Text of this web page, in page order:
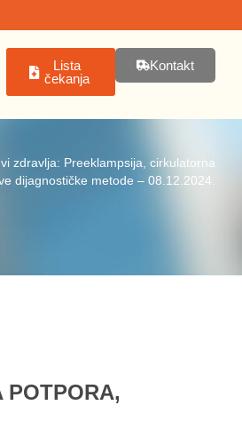
Lista
čekanja
Kontakt
zdravlja: Preeklampsija, cirkulatorna
dijagnostičke metode – 08.12.2024.
POTPORA,